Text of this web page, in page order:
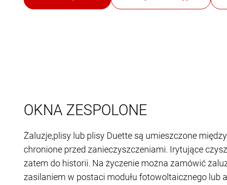
OKNA ZESPOLONE
Żaluzje,plisy lub plisy Duette są umieszczone
chronione przed zanieczyszczeniami. Irytujące
zatem do historii. Na życzenie można zamówić
zasilaniem w postaci modułu fotowoltaicznego lub